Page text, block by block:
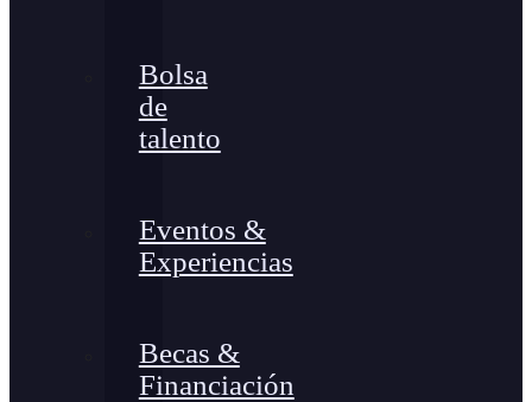
Bolsa
de
talento
Eventos &
Experiencias
Becas &
Financiación